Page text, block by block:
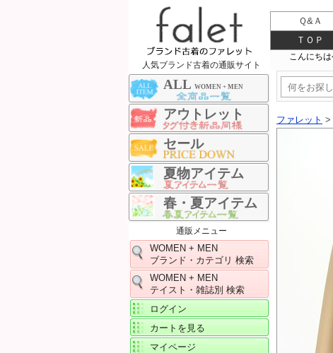
人気ブランド古着の通販サイト
ALL WOMEN + MEN
アウトレット
セール
夏物アイテム
春・夏アイテム
通販メニュー
WOMEN + MEN
ブランド・カテゴリ 検索
WOMEN + MEN
テイスト・雑誌別 検索
ログイン
カートを見る
マイページ
ファレット >
Ｑ&Ａ
ＴＯＰ